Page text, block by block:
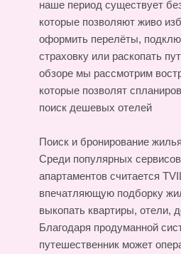
наше период существует
которые позволяют живо
оформить перелёты,
страховку или раскопать
обзоре мы рассмотрим
которые позволят
поиск дешевых отелей
Поиск и бронирование жилья
Среди популярных
апартаментов считается
впечатляющую подборку
выкопать квартиры, отели,
Благодаря продуманной
путешественник может